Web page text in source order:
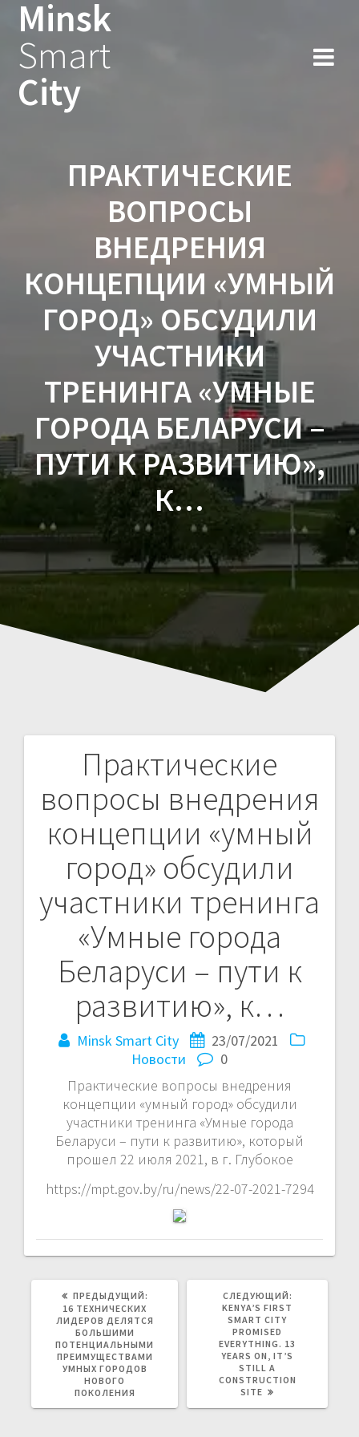
Minsk
Smart
City
ПРАКТИЧЕСКИЕ
ВОПРОСЫ
ВНЕДРЕНИЯ
КОНЦЕПЦИИ «УМНЫЙ
ГОРОД» ОБСУДИЛИ
УЧАСТНИКИ
ТРЕНИНГА «УМНЫЕ
ГОРОДА БЕЛАРУСИ –
ПУТИ К РАЗВИТИЮ»,
К…
Практические
вопросы внедрения
концепции «умный
город» обсудили
участники тренинга
«Умные города
Беларуси – пути к
развитию», к…
Minsk Smart City
23/07/2021
Новости
0
Практические вопросы внедрения
концепции «умный город» обсудили
участники тренинга «Умные города
Беларуси – пути к развитию», который
прошел 22 июля 2021, в г. Глубокое
https://mpt.gov.by/ru/news/22-07-2021-7294
Навигация
по
записям
ПРЕДЫДУЩИЙ:
16 ТЕХНИЧЕСКИХ
ЛИДЕРОВ ДЕЛЯТСЯ
БОЛЬШИМИ
ПОТЕНЦИАЛЬНЫМИ
ПРЕИМУЩЕСТВАМИ
УМНЫХ ГОРОДОВ
НОВОГО
ПОКОЛЕНИЯ
СЛЕДУЮЩИЙ:
KENYA’S FIRST
SMART CITY
PROMISED
EVERYTHING. 13
YEARS ON, IT’S
STILL A
CONSTRUCTION
SITE